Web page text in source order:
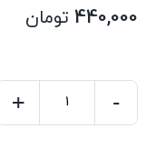
440,000 تومان
-
+